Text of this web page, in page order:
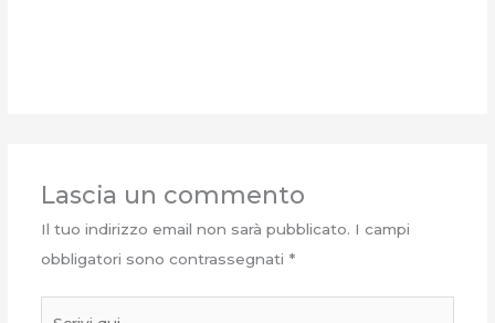
Lascia un commento
Il tuo indirizzo email non sarà pubblicato. I campi
obbligatori sono contrassegnati *